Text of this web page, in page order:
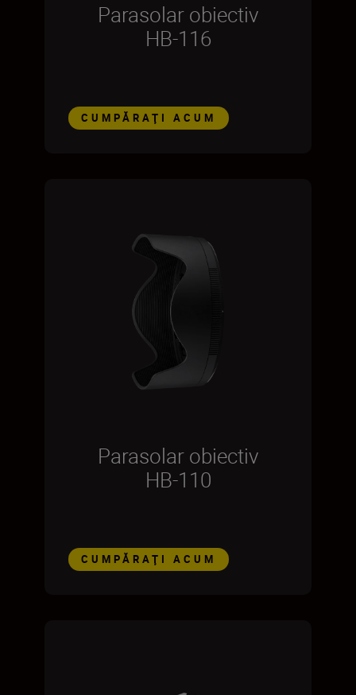
Parasolar obiectiv
HB-116
CUMPĂRAŢI ACUM
Parasolar obiectiv
HB-110
CUMPĂRAŢI ACUM